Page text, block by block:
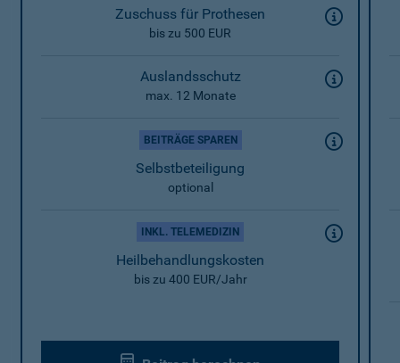
Zuschuss für Prothesen
bis zu 500 EUR
Auslandsschutz
max. 12 Monate
BEITRÄGE SPAREN
Selbstbeteiligung
optional
INKL. TELEMEDIZIN
Heilbehandlungskosten
bis zu 400 EUR/Jahr